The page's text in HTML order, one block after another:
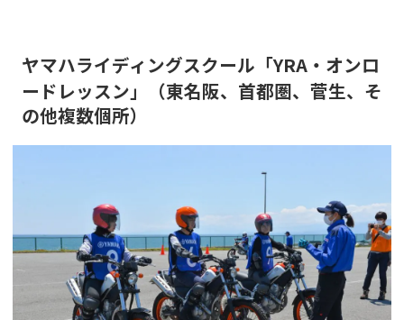
ヤマハライディングスクール「YRA・オンロ
ードレッスン」（東名阪、首都圏、菅生、そ
の他複数個所）